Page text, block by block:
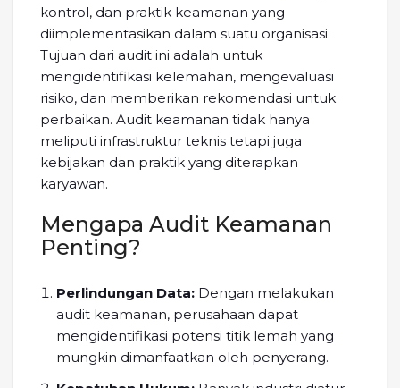
kontrol, dan praktik keamanan yang
diimplementasikan dalam suatu organisasi.
Tujuan dari audit ini adalah untuk
mengidentifikasi kelemahan, mengevaluasi
risiko, dan memberikan rekomendasi untuk
perbaikan. Audit keamanan tidak hanya
meliputi infrastruktur teknis tetapi juga
kebijakan dan praktik yang diterapkan
karyawan.
Mengapa Audit Keamanan
Penting?
Perlindungan Data: Dengan melakukan
audit keamanan, perusahaan dapat
mengidentifikasi potensi titik lemah yang
mungkin dimanfaatkan oleh penyerang.